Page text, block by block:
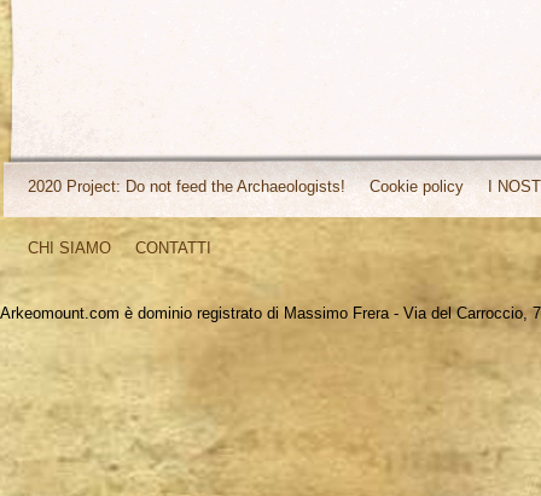
2020 Project: Do not feed the Archaeologists! Cookie policy I
CHI SIAMO CONTATTI
Arkeomount.com è dominio registrato di Massimo Frera - Via del